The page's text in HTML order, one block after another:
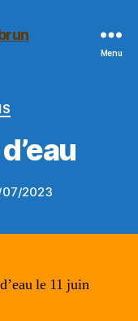
Menu
2023
le 11 juin